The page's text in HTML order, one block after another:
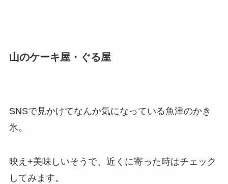
山のケーキ屋・ぐる屋
SNSで見かけてなんか気になっている魚津のかき
氷。
映え+美味しいそうで、近くに寄った時はチェック
してみます。